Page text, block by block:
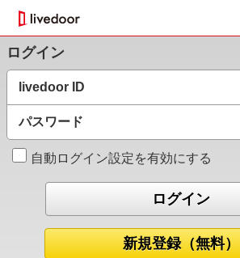
ログイン
livedoor ID
パスワード
自動ログイン設定を有効にする
新規登録（無料）